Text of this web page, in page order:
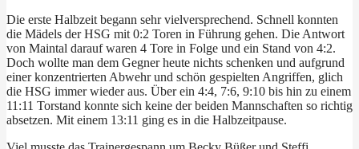
Die erste Halbzeit begann sehr vielversprechend. Schnell konnten
die Mädels der HSG mit 0:2 Toren in Führung gehen. Die Antwort
von Maintal darauf waren 4 Tore in Folge und ein Stand von 4:2.
Doch wollte man dem Gegner heute nichts schenken und aufgrund
einer konzentrierten Abwehr und schön gespielten Angriffen, glich
die HSG immer wieder aus. Über ein 4:4, 7:6, 9:10 bis hin zu einem
11:11 Torstand konnte sich keine der beiden Mannschaften so richtig
absetzen. Mit einem 13:11 ging es in die Halbzeitpause.